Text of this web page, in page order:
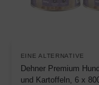
EINE ALTERNATIVE
Dehner Premium
und Kartoffeln, 6 x